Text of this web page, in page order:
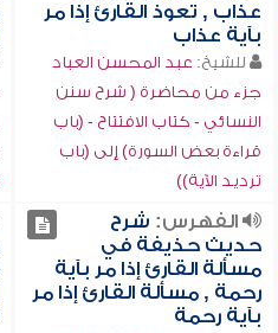
عذاب , تعوذ القارئ إذا مر
بآية عذاب
للشيخ: عبد المحسن العباد
جزء من محاضرة ( شرح سنن
النسائي - كتاب الافتتاح - (باب
قراءة بعض السورة) إلى (باب
ترديد الآية))
الفهرس: شرح
حديث حذيفة في
مسألة القارئ إذا مر بآية
رحمة , مسألة القارئ إذا مر
بآية رحمة